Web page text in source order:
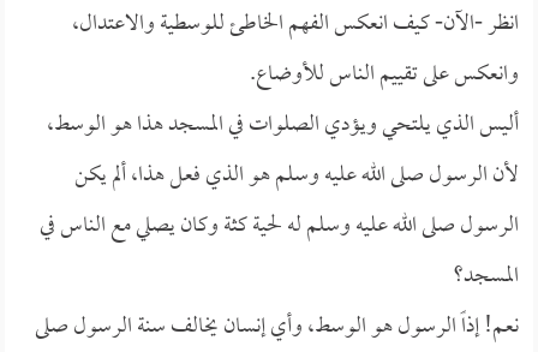
انظر -الآن- كيف انعكس الفهم الخاطئ للوسطية والاعتدال،
وانعكس على تقييم الناس للأوضاع.
أليس الذي يلتحي ويؤدي الصلوات في المسجد هذا هو الوسط،
لأن الرسول صلى الله عليه وسلم هو الذي فعل هذا، ألم يكن
الرسول صلى الله عليه وسلم له لحية كثة وكان يصلي مع الناس في
المسجد؟
نعم! إذاً الرسول هو الوسط، وأي إنسان يخالف سنة الرسول صلى